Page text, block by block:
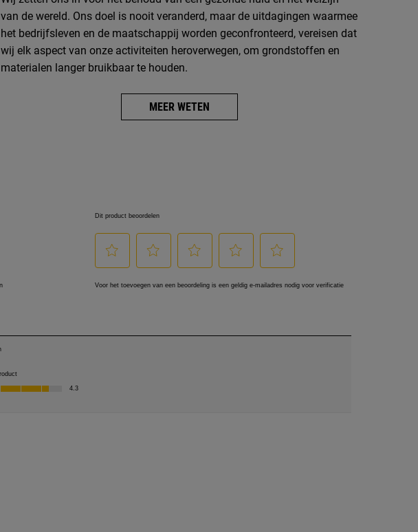
van de wereld. Ons doel is nooit veranderd, maar de uitdagingen waarmee
het bedrijfsleven en de maatschappij worden geconfronteerd, vereisen dat
wij elk aspect van onze activiteiten heroverwegen, om grondstoffen en
materialen langer bruikbaar te houden.
MEER WETEN